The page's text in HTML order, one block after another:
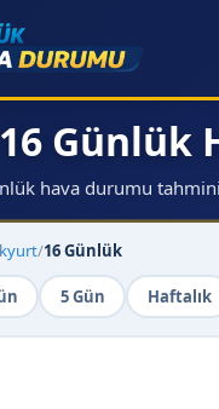
Günlük
hava durumu tahmini.
/16 Günlük
5 Gün Haftalık